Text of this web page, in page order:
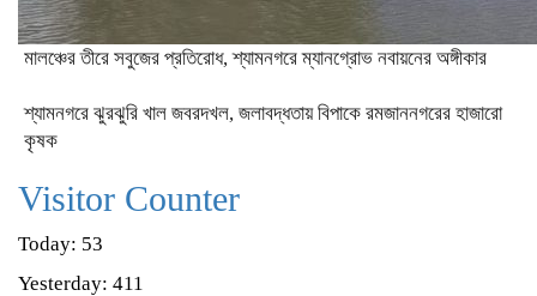
মালঞ্চের তীরে সবুজের প্রতিরোধ, শ্যামনগরে ম্যানগ্রোভ নবায়নের অঙ্গীকার
শ্যামনগরে ঝুরঝুরি খাল জবরদখল, জলাবদ্ধতায় বিপাকে রমজাননগরের হাজারো
কৃষক
Visitor Counter
Today: 53
Yesterday: 411